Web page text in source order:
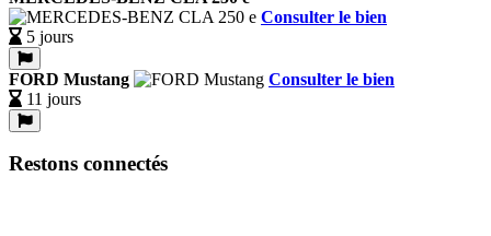
Consulter le bien
5 jours
FORD Mustang
Consulter le bien
11 jours
Restons connectés